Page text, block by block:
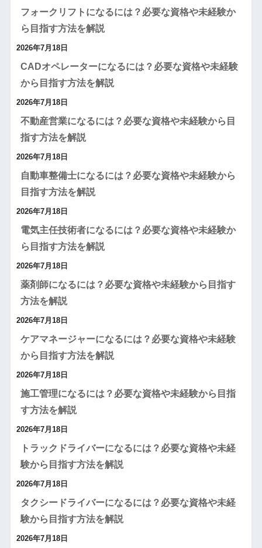
フォークリフトになるには？必要な資格や未経験か
ら目指す方法を解説
2026年7月18日
CADオペレーターになるには？必要な資格や未経験
から目指す方法を解説
2026年7月18日
不動産営業になるには？必要な資格や未経験から目
指す方法を解説
2026年7月18日
自動車整備士になるには？必要な資格や未経験から
目指す方法を解説
2026年7月18日
電気主任技術者になるには？必要な資格や未経験か
ら目指す方法を解説
2026年7月18日
薬剤師になるには？必要な資格や未経験から目指す
方法を解説
2026年7月18日
ケアマネージャーになるには？必要な資格や未経験
から目指す方法を解説
2026年7月18日
施工管理になるには？必要な資格や未経験から目指
す方法を解説
2026年7月18日
トラックドライバーになるには？必要な資格や未経
験から目指す方法を解説
2026年7月18日
タクシードライバーになるには？必要な資格や未経
験から目指す方法を解説
2026年7月18日